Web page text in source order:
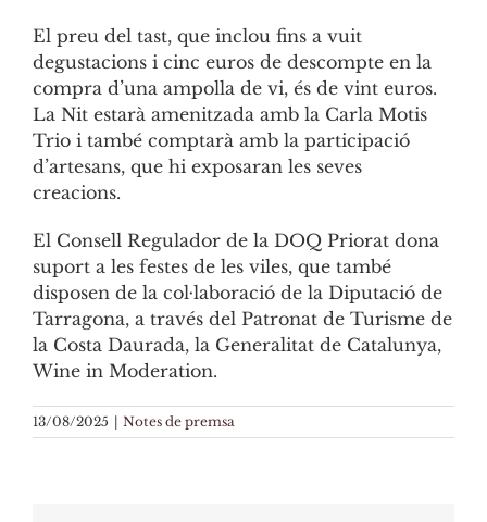
El preu del tast, que inclou fins a vuit
degustacions i cinc euros de descompte en la
compra d’una ampolla de vi, és de vint euros.
La Nit estarà amenitzada amb la Carla Motis
Trio i també comptarà amb la participació
d’artesans, que hi exposaran les seves
creacions.
El Consell Regulador de la DOQ Priorat dona
suport a les festes de les viles, que també
disposen de la col·laboració de la Diputació de
Tarragona, a través del Patronat de Turisme de
la Costa Daurada, la Generalitat de Catalunya,
Wine in Moderation.
13/08/2025 | Notes de premsa